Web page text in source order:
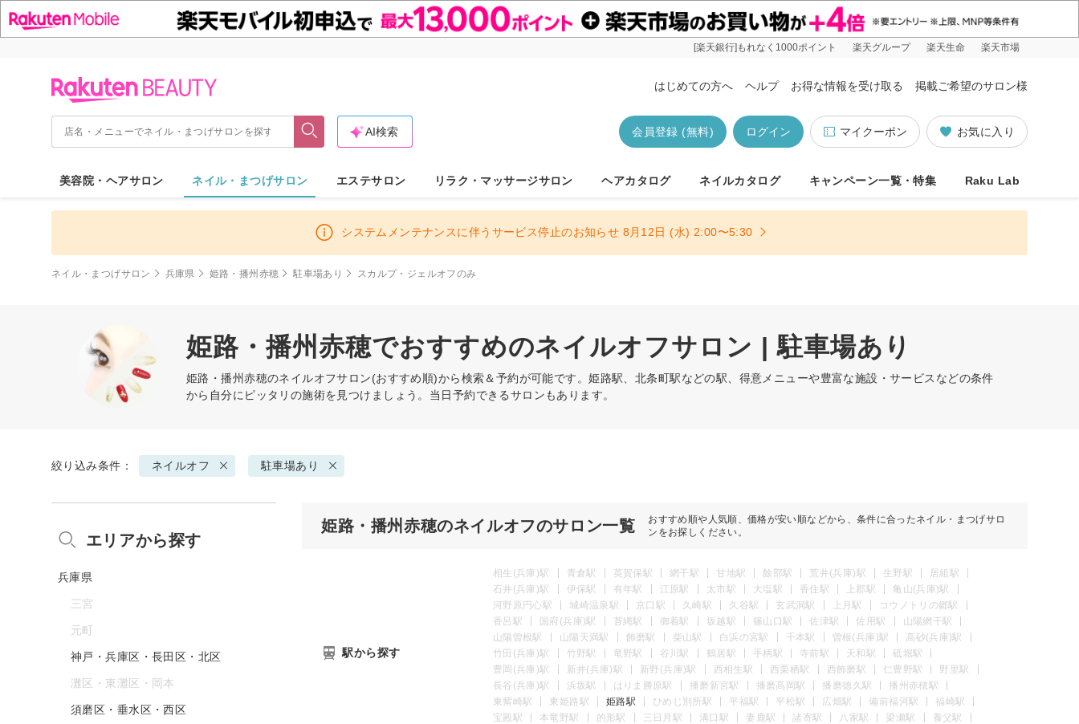
[楽天銀行]もれなく1000ポイント 楽天グループ 楽天生命 楽天市場
はじめての方へ ヘルプ お得な情報を受け取る 掲載ご希望のサロン様
お気に入り
マイクーポン
ログイン
会員登録 (無料)
AI検索
美容院・ヘアサロン ネイル・まつげサロン エステサロン リラク・マッサージサロン ヘアカタログ ネイルカタログ キャンペーン一覧・特集 Raku Lab
システムメンテナンスに伴うサービス停止のお知らせ 8月12日 (水) 2:00〜5:30
ネイル・まつげサロン 兵庫県 姫路・播州赤穂 駐車場あり スカルプ・ジェルオフのみ
姫路・播州赤穂でおすすめのネイルオフサロン | 駐車場あり
姫路・播州赤穂のネイルオフサロン(おすすめ順)から検索＆予約が可能です。姫路駅、北条町駅などの駅、得意メニューや豊富な施設・サービスなどの条件
から自分にピッタリの施術を見つけましょう。当日予約できるサロンもあります。
絞り込み条件： ネイルオフ 駐車場あり
姫路・播州赤穂のネイルオフのサロン一覧
おすすめ順や人気順、価格が安い順などから、条件に合ったネイル・まつげサロ
ンをお探しください。
駅から探す
相生(兵庫)駅 青倉駅 英賀保駅 網干駅 甘地駅 餘部駅 荒井(兵庫)駅 生野駅
居組駅
石井(兵庫)駅
伊保駅 有年駅 江原駅 太市駅 大塩駅 香住駅 上郡駅
亀山(兵庫)駅
河野原円心駅
城崎温泉駅 京口駅 久崎駅 久谷駅 玄武洞駅 上月駅
コウノトリの郷駅
香呂駅
国府(兵庫)駅 苔縄駅 御着駅 坂越駅 篠山口駅 佐津駅 佐用駅
山陽網干駅
山陽曽根駅
山陽天満駅 飾磨駅 柴山駅 白浜の宮駅 千本駅 曽根(兵庫)駅
高砂(兵庫)駅
竹田(兵庫)駅
竹野駅 竜野駅 谷川駅 鶴居駅 手柄駅 寺前駅 天和駅
砥堀駅
豊岡(兵庫)駅
新井(兵庫)駅 新野(兵庫)駅 西相生駅 西栗栖駅 西飾磨駅 仁豊野駅
野里駅
長谷(兵庫)駅
浜坂駅 はりま勝原駅 播磨新宮駅 播磨高岡駅 播磨徳久駅
播州赤穂駅
東觜崎駅
東姫路駅 姫路駅 ひめじ別所駅 平福駅 平松駅 広畑駅 備前福河駅
福崎駅
宝殿駅
本竜野駅 的形駅 三日月駅 溝口駅 妻鹿駅 諸寄駅 八家駅 梁瀬駅
養父駅
エリアから探す
兵庫県
三宮
元町
神戸・兵庫区・長田区・北区
灘区・東灘区・岡本
須磨区・垂水区・西区